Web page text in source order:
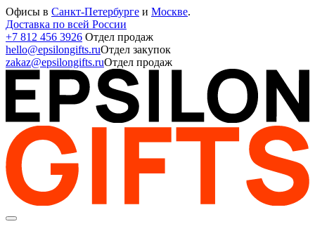
Офисы в Санкт-Петербурге и Москве.
Доставка по всей России
+7 812 456 3926 Отдел продаж
hello@epsilongifts.ruОтдел закупок
zakaz@epsilongifts.ruОтдел продаж